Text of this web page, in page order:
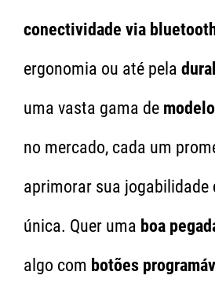
conectividade via
ergonomia ou até pela
uma vasta gama de
no mercado, cada um
aprimorar sua jogabilidade
única. Quer uma boa
algo com botões